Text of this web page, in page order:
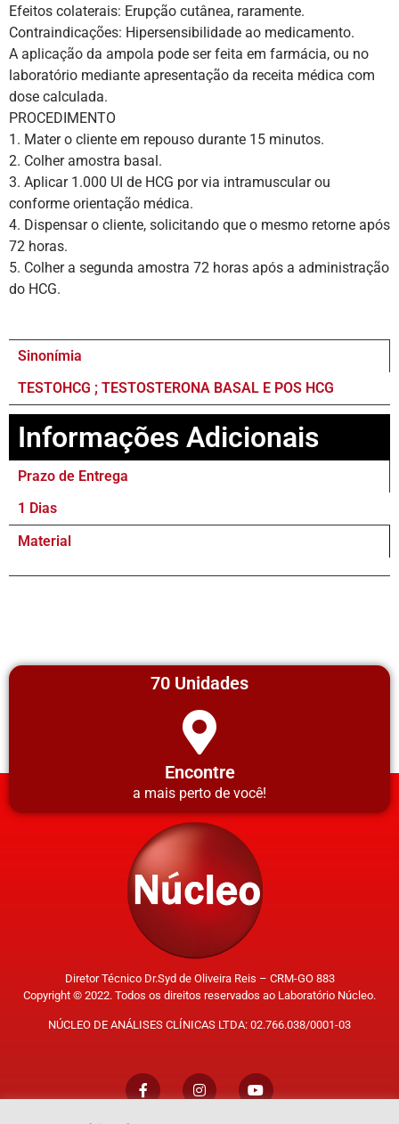
Efeitos colaterais: Erupção cutânea, raramente.
Contraindicações: Hipersensibilidade ao medicamento.
A aplicação da ampola pode ser feita em farmácia, ou no
laboratório mediante apresentação da receita médica com
dose calculada.
PROCEDIMENTO
1. Mater o cliente em repouso durante 15 minutos.
2. Colher amostra basal.
3. Aplicar 1.000 UI de HCG por via intramuscular ou
conforme orientação médica.
4. Dispensar o cliente, solicitando que o mesmo retorne após
72 horas.
5. Colher a segunda amostra 72 horas após a administração
do HCG.
Sinonímia
TESTOHCG ; TESTOSTERONA BASAL E POS HCG
Informações Adicionais
Prazo de Entrega
1 Dias
Material
70 Unidades
Encontre
a mais perto de você!
Diretor Técnico Dr.Syd de Oliveira Reis – CRM-GO 883
Copyright © 2022. Todos os direitos reservados ao Laboratório Núcleo.
NÚCLEO DE ANÁLISES CLÍNICAS LTDA: 02.766.038/0001-03